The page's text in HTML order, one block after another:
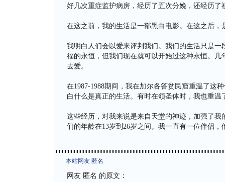
好几次重症监护病房，经历了五次分娩，还经历了
在这之前，我的生活是一部黑白电影。在这之后，
我明白人们会以爱来评判我们。我们的生活只是
福的永恒，但我们现在就可以开始过这种永恒。
去爱。
在1987-1988期间，我在加尔各答贫民窟重温了这
白什么是真正的生活。有时在领圣体时，我也重
这些经历，对我来说是来自天堂的神迹，加强了
们的年龄在13岁到26岁之间。我一直有一位伴侣
本站网友 匿名
网友 匿名 的原文：